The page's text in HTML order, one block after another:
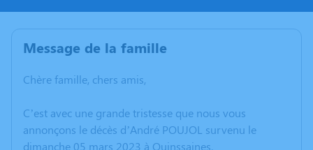
Message de la famille
Chère famille, chers amis,
C’est avec une grande tristesse que nous vous
annonçons le décès d’André POUJOL survenu le
dimanche 05 mars 2023 à Quinssaines.